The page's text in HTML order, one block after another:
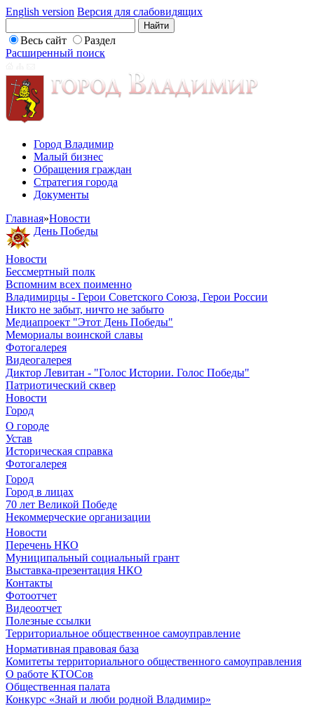
English version Версия для слабовидящих
Весь сайт
Раздел
Расширенный поиск
Город Владимир
Малый бизнес
Обращения граждан
Стратегия города
Документы
Главная»Новости
День Победы
Новости
Бессмертный полк
Вспомним всех поименно
Владимирцы - Герои Советского Союза, Герои России
Никто не забыт, ничто не забыто
Медиапроект "Этот День Победы"
Мемориалы воинской славы
Фотогалерея
Видеогалерея
Диктор Левитан - "Голос Истории. Голос Победы"
Патриотический сквер
Новости
Город
О городе
Устав
Историческая справка
Фотогалерея
Город
Город в лицах
70 лет Великой Победе
Некоммерческие организации
Новости
Перечень НКО
Муниципальный социальный грант
Выставка-презентация НКО
Контакты
Фотоотчет
Видеоотчет
Полезные ссылки
Территориальное общественное самоуправление
Нормативная правовая база
Комитеты территориального общественного самоуправления
О работе КТОСов
Общественная палата
Конкурс «Знай и люби родной Владимир»